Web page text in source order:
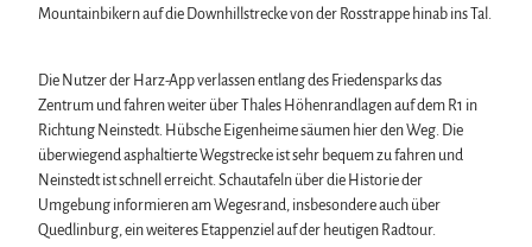
Mountainbikern auf die Downhillstrecke von der Rosstrappe hinab ins Tal.
Die Nutzer der Harz-App verlassen entlang des Friedensparks das
Zentrum und fahren weiter über Thales Höhenrandlagen auf dem R1 in
Richtung Neinstedt. Hübsche Eigenheime säumen hier den Weg. Die
überwiegend asphaltierte Wegstrecke ist sehr bequem zu fahren und
Neinstedt ist schnell erreicht. Schautafeln über die Historie der
Umgebung informieren am Wegesrand, insbesondere auch über
Quedlinburg, ein weiteres Etappenziel auf der heutigen Radtour.